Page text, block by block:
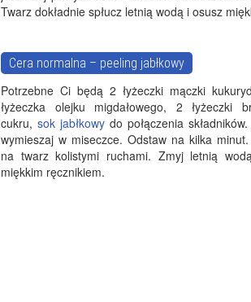
Twarz dokładnie spłucz letnią wodą i osusz
Cera normalna – peeling jabłkowy
Potrzebne Ci będą 2 łyżeczki mączki
łyżeczka olejku migdałowego, 2 łyżeczki
cukru, sok jabłkowy do połączenia składników.
wymieszaj w miseczce. Odstaw na kilka minut.
na twarz kolistymi ruchami. Zmyj letnią
miękkim ręcznikiem.